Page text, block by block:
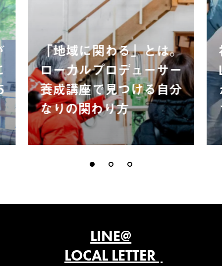
「地域に関わる」とは。
ローカルプロデューサー
養成講座で見つける自分
なりの関わり方
LINE@
LOCAL LETTER